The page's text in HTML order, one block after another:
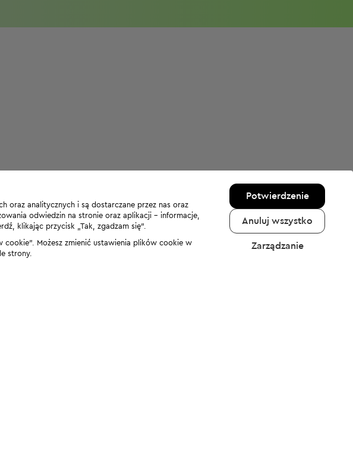
oraz analitycznych i są dostarczane przez nas oraz
odwiedzin na stronie oraz aplikacji - informacje,
klikając przycisk „Tak, zgadzam się”.
Możesz zmienić ustawienia plików cookie w
strony.
Potwierdzenie
Anuluj wszystko
Zarządzanie